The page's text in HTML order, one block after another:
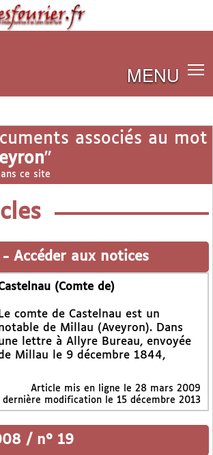
MENU
associés au mot
"
ce site
- Accéder aux notices
(Comte de)
Le comte de Castelnau est un
de Millau (Aveyron). Dans
lettre à Allyre Bureau, envoyée
Millau le 9 décembre 1844,
Article mis en ligne le 28 mars 2009
dernière modification le 15 décembre 2013
/ n° 19